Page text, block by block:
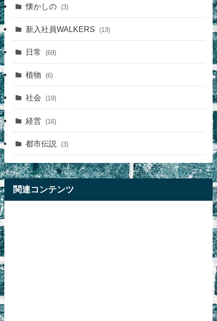
懐かしの (3)
新入社員WALKERS (13)
日常 (69)
植物 (6)
社会 (19)
経営 (16)
都市伝説 (3)
関連コンテンツ